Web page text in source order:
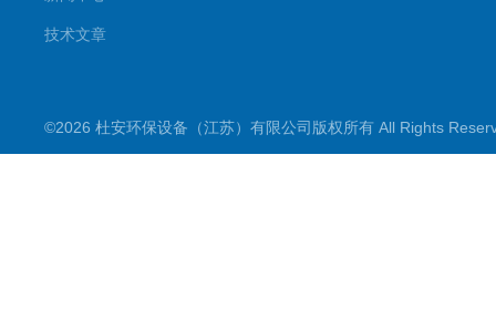
技术文章
©2026 杜安环保设备（江苏）有限公司版权所有 All Rights